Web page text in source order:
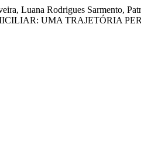
Luana Rodrigues Sarmento,
UMA TRAJETÓRIA